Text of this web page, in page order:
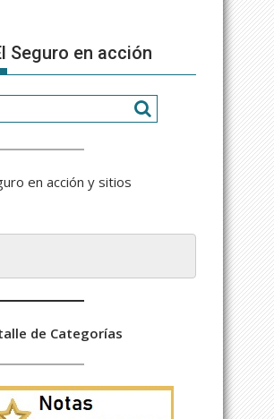
Seguro en acción
en acción y sitios
de Categorías